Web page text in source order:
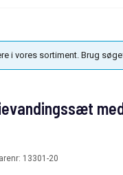
i vores sortiment. Brug
13301-20